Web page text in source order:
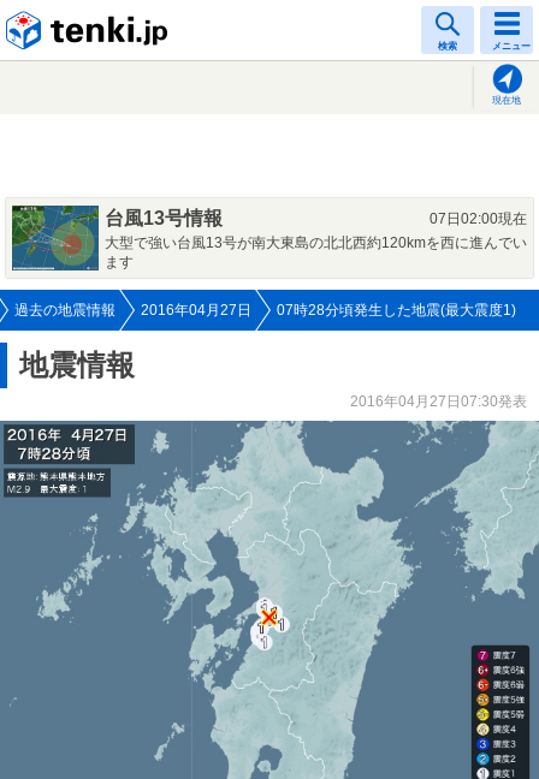
検索 メニュー
現在地
台風13号情報
07日02:00現在
大型で強い台風13号が南大東島の北北西約120kmを西に進んでい
ます
過去の地震情報 2016年04月27日 07時28分頃発生した地震(最大震度1)
地震情報
2016年04月27日07:30発表